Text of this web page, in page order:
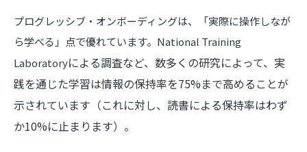
プログレッシブ・オンボーディングは、「実際に操作しなが
ら学べる」点で優れています。National Training
Laboratoryによる調査など、数多くの研究によって、実
践を通じた学習は情報の保持率を75%まで高めることが
示されています（これに対し、読書による保持率はわず
か10%に止まります）。